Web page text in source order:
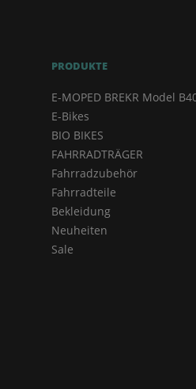
PRODUKTE
E-MOPED BREKR Model
E-Bikes
BIO BIKES
FAHRRADTRÄGER
Fahrradzubehör
Fahrradteile
Bekleidung
Neuheiten
Sale